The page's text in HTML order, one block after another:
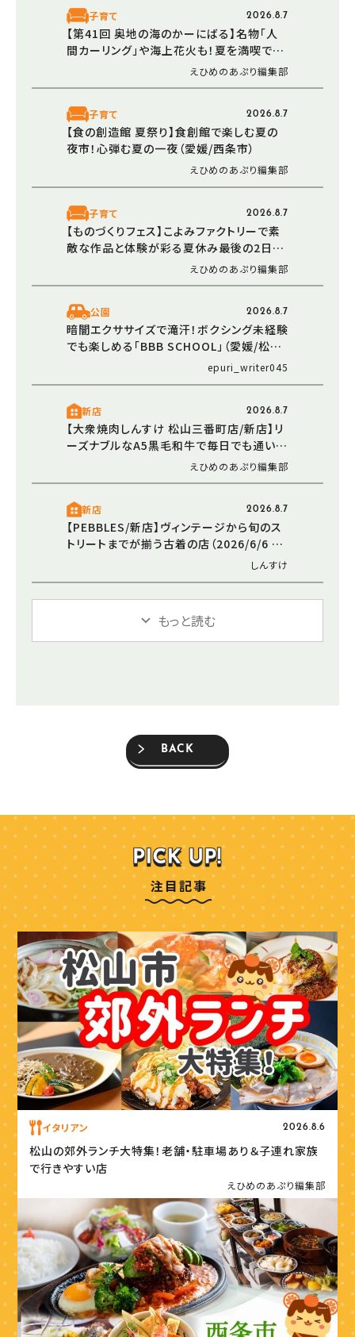
子育て 2026.8.7
【第41回 奥地の海のかーにばる】名物「人
間カーリング」や海上花火も！夏を満喫でき
る恒例イベント（愛媛/西予市）えひめのあぷり編集部
子育て 2026.8.7
【食の創造館 夏祭り】食創館で楽しむ夏の
夜市！心弾む夏の一夜（愛媛/西条市）
えひめのあぷり編集部
子育て 2026.8.7
【ものづくりフェス】こよみファクトリーで素
敵な作品と体験が彩る夏休み最後の2日間
えひめのあぷり編集部
公園 2026.8.7
暗闇エクササイズで滝汗！ボクシング未経験
でも楽しめる「BBB SCHOOL」（愛媛/松山
epuri_writer045
新店 2026.8.7
【大衆焼肉しんすけ 松山三番町店/新店】リ
ーズナブルなA5黒毛和牛で毎日でも通いた
くなる焼肉店オープン（2026/5/16 愛媛/松
えひめのあぷり編集部
新店 2026.8.7
【PEBBLES/新店】ヴィンテージから旬のス
トリートまでが揃う古着の店（2026/6/6 愛
しんすけ
もっと読む
BACK
注目記事
イタリアン 2026.8.6
松山の郊外ランチ大特集！老舗・駐車場あり＆子連れ家族
で行きやすい店
えひめのあぷり編集部